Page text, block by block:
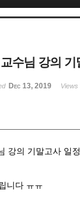
수님 강의 기
Dec 13, 2019 Views
강의 기말고사 일
니다 ㅠㅠ
스케
스케